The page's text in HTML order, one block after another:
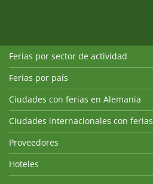
Ferias por sector de actividad
Ferias por país
Ciudades con ferias en Alemania
Ciudades internacionales con ferias
Proveedores
Hoteles